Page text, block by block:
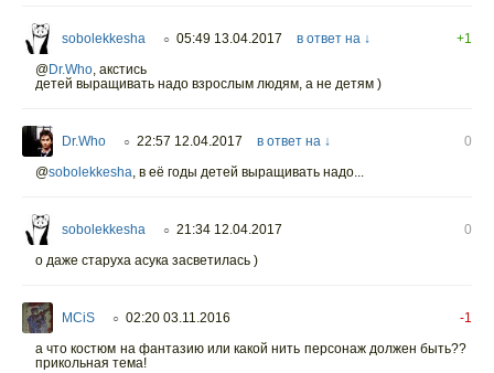
sobolekkesha ○ 05:49 13.04.2017 в ответ на ↓
+1
@Dr.Who, акстись
детей выращивать надо взрослым людям, а не детям )
Dr.Who ○ 22:57 12.04.2017 в ответ на ↓
0
@sobolekkesha, в её годы детей выращивать надо...
sobolekkesha ○ 21:34 12.04.2017
0
о даже старуха асука засветилась )
MCiS ○ 02:20 03.11.2016
-1
а что костюм на фантазию или какой нить персонаж должен быть??
прикольная тема!